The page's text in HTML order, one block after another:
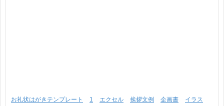
お礼状はがきテンプレート 1 エクセル 挨拶文例 企画書
イラス